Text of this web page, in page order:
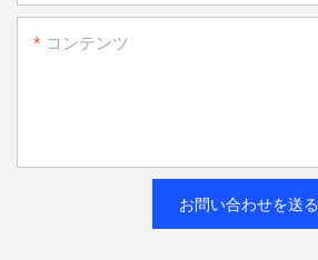
コンテンツ
お問い合わせを送る